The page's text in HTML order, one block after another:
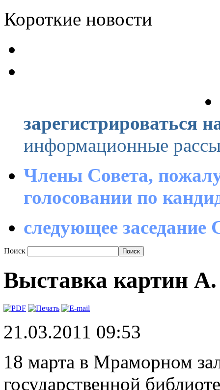
Короткие новости
зарегистрироваться
информационные
Члены Совета,
голосовании по
следующее заседание
Поиск
Выставка картин
21.03.2011 09:53
18 марта в Мраморном
государственной